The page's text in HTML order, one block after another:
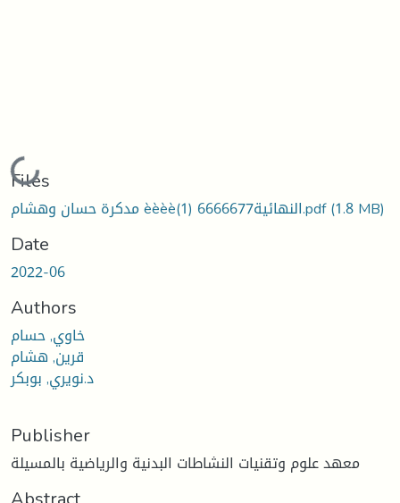
Files
مدكرة حسان وهشام èèèèالنهائية6666677 (1).pdf(1.8 MB)
Date
2022-06
Authors
خاوي, حسام
قرين, هشام
د.نويري, بوبكر
Publisher
معهد علوم وتقنيات النشاطات البدنية والرياضية بالمسيلة